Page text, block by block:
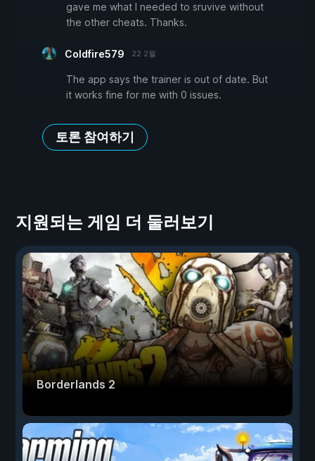
gave me what I needed to sruvive without
the other cheats. Thanks.
Coldfire579 22 2월
The app says the trainer is out of date. But
it works fine for me with 0 issues.
토론 참여하기
지원되는 게임 더 둘러보기
Borderlands 2